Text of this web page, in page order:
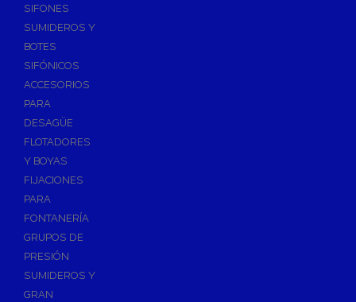
SIFONES
SUMIDEROS Y
BOTES
SIFÓNICOS
ACCESORIOS
PARA
DESAGÜE
FLOTADORES
Y BOYAS
FIJACIONES
PARA
FONTANERÍA
GRUPOS DE
PRESIÓN
SUMIDEROS Y
GRAN